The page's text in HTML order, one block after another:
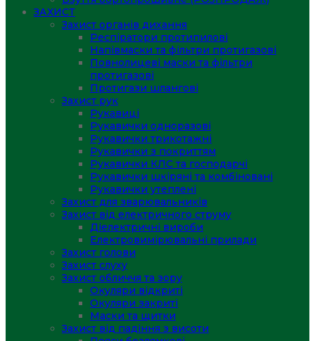
ЗАХИСТ
Захист органів дихання
Респіратори протипилові
Напівмаски та фільтри протигазові
Повнолицеві маски та фільтри
протигазові
Протигази шлангові
Захист рук
Рукавиці
Рукавички одноразові
Рукавички трикотажні
Рукавички з покриттям
Рукавички КЛС та господарчі
Рукавички шкіряні та комбіновані
Рукавички утеплені
Захист для зварювальників
Захист від електричного струму
Діелектричні вироби
Електровимірювальні прилади
Захист голови
Захист слуху
Захист обличчя та зору
Окуляри відкриті
Окуляри закриті
Маски та щитки
Захист від падіння з висоти